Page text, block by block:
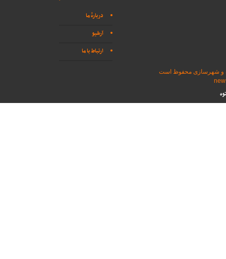
دربارهٔ ما
آرشیو
ارتباط با ما
و شهرسازی محفوظ است